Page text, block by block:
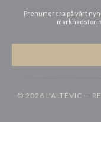
Prenumerera på vårt
© 2026 L'ALTÉVIC —
((öppnas i ett